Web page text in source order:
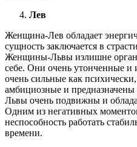
Лев
Женщина-Лев обладает
сущность заключается в
Женщины-Львы излишне
себе. Они очень утонченные и
очень сильные как
амбициозные и
Львы очень подвижны и
Одним из негативных
неспособность работать
времени.